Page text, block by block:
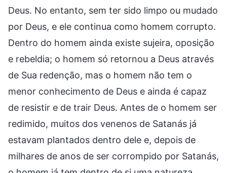
Deus. No entanto, sem ter sido limpo ou mudado
por Deus, e ele continua como homem corrupto.
Dentro do homem ainda existe sujeira, oposição
e rebeldia; o homem só retornou a Deus através
de Sua redenção, mas o homem não tem o
menor conhecimento de Deus e ainda é capaz
de resistir e de trair Deus. Antes de o homem ser
redimido, muitos dos venenos de Satanás já
estavam plantados dentro dele e, depois de
milhares de anos de ser corrompido por Satanás,